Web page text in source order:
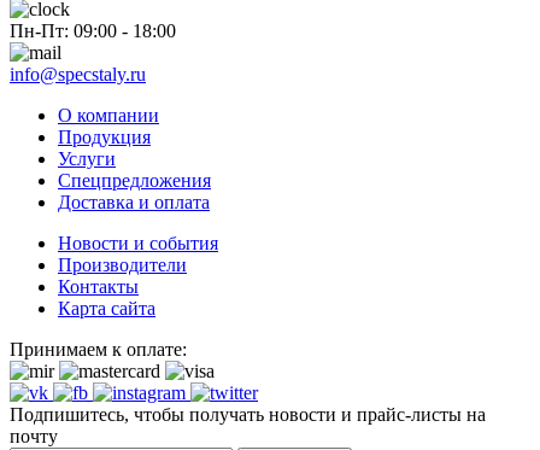
Пн-Пт: 09:00 - 18:00
info@specstaly.ru
О компании
Продукция
Услуги
Спецпредложения
Доставка и оплата
Новости и события
Производители
Контакты
Карта сайта
Принимаем к оплате:
Подпишитесь, чтобы получать новости и прайс-листы на
почту